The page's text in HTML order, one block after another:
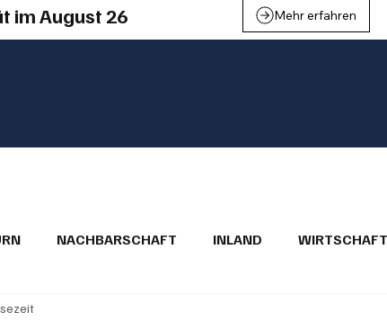
im August 26 Mehr erfahren
NACHBARSCHAFT INLAND WIRTSCHAFT